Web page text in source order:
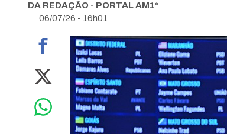
DA REDAÇÃO - PORTAL AM1*
06/07/26 - 16h01